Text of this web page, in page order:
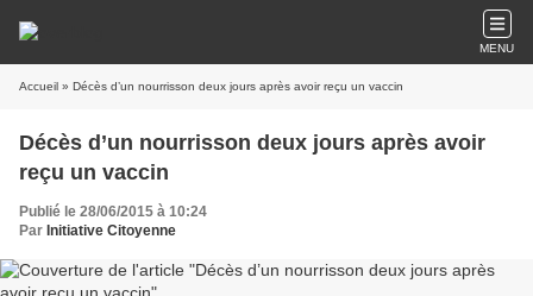
MENU
Accueil » Décès d’un nourrisson deux jours après avoir reçu un vaccin
Décès d’un nourrisson deux jours après avoir
reçu un vaccin
Publié le 28/06/2015 à 10:24
Par Initiative Citoyenne